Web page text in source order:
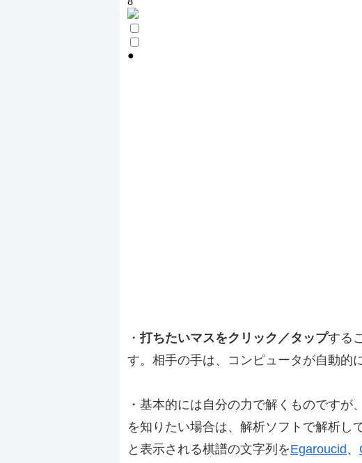
・打ちたいマスをクリック／タップする
す。相手の手は、コンピュータが自動的
・基本的には自分の力で解くものですが
を知りたい場合は、解析ソフトで解析し
と表示される棋譜の文字列をEgaroucid、